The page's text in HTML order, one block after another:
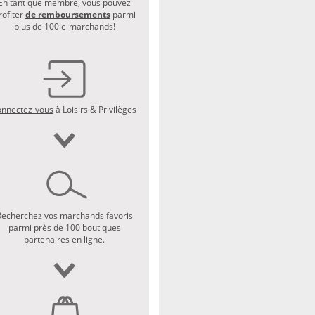
tant que membre, vous pouvez
de remboursements parmi
plus de 100 e-marchands!
vous à Loisirs & Privilèges
vos marchands favoris
parmi près de 100 boutiques
partenaires en ligne.